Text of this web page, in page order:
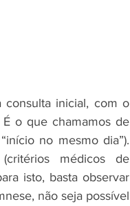
consulta inicial, com o
no mesmo dia”).
médicos de
isto, basta observar
não seja possível